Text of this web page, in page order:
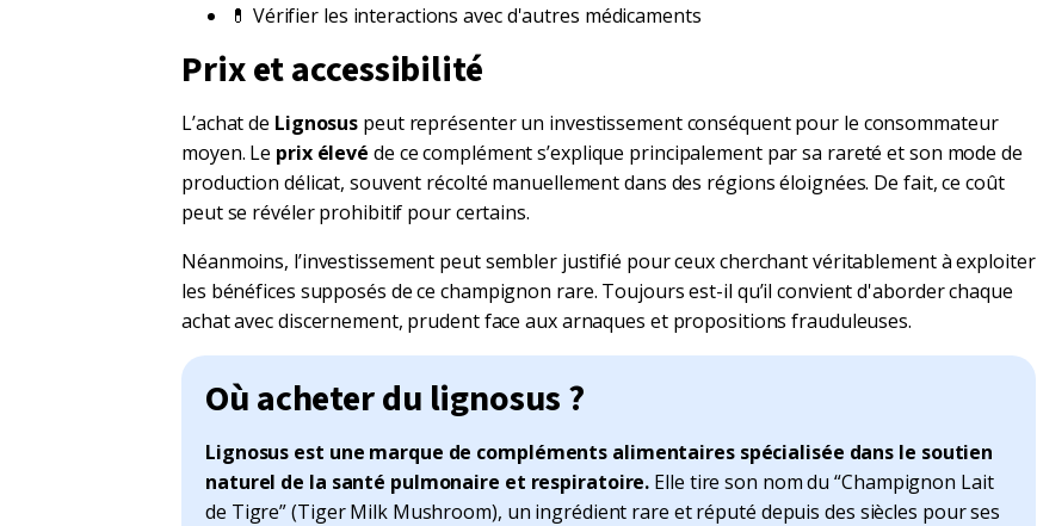
💊 Vérifier les interactions avec d'autres médicaments
Prix et accessibilité
L’achat de Lignosus peut représenter un investissement conséquent pour le consommateur
moyen. Le prix élevé de ce complément s’explique principalement par sa rareté et son mode de
production délicat, souvent récolté manuellement dans des régions éloignées. De fait, ce coût
peut se révéler prohibitif pour certains.
Néanmoins, l’investissement peut sembler justifié pour ceux cherchant véritablement à exploiter
les bénéfices supposés de ce champignon rare. Toujours est-il qu’il convient d'aborder chaque
achat avec discernement, prudent face aux arnaques et propositions frauduleuses.
Où acheter du lignosus ?
Lignosus est une marque de compléments alimentaires spécialisée dans le soutien
naturel de la santé pulmonaire et respiratoire. Elle tire son nom du “Champignon Lait
de Tigre” (Tiger Milk Mushroom), un ingrédient rare et réputé depuis des siècles pour ses